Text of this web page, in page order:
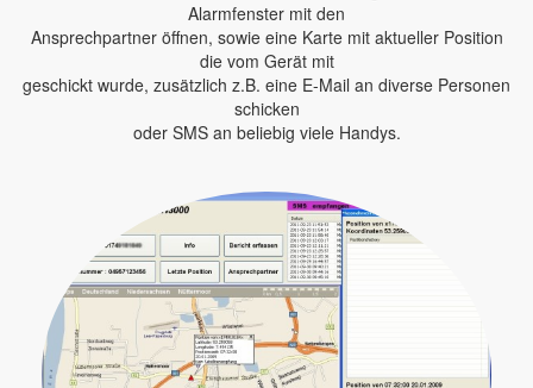
Alarmfenster mit den
Ansprechpartner öffnen, sowie eine Karte mit aktueller Position
die vom Gerät mit
geschickt wurde, zusätzlich z.B. eine E-Mail an diverse Personen
schicken
oder SMS an beliebig viele Handys.